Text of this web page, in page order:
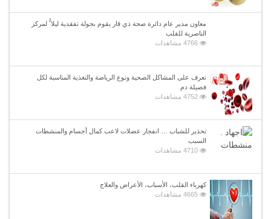
معاون مدير عام دائرة صحة ذي قار يقوم بجولة تفقدية ليلا ًُ لمركز
الناصرية للقلب
4766 مشاهدات
تعرف على المشاكل الصحية ونوع الرياضة والتغذية المناسبة لكل
فصيلة دم
4752 مشاهدات
تحذير للشباب … انفجار عضلات لاعب كمال أجسام والمنشطات
السبب
4710 مشاهدات
كهرباء القلب، الأسباب، الأعراض والعلاج
4665 مشاهدات